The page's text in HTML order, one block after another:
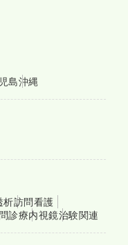
島沖縄
析訪問看護
診療内視鏡治験関連